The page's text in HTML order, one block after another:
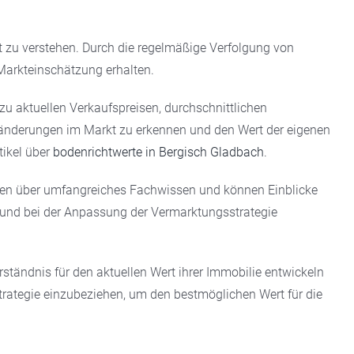
verstehen. Durch die regelmäßige Verfolgung von
erhalten.
aktuellen Verkaufspreisen, durchschnittlichen
im Markt zu erkennen und den Wert der eigenen
über bodenrichtwerte in Bergisch Gladbach.
über umfangreiches Fachwissen und können Einblicke
bei der Anpassung der Vermarktungsstrategie
für den aktuellen Wert ihrer Immobilie entwickeln
einzubeziehen, um den bestmöglichen Wert für die